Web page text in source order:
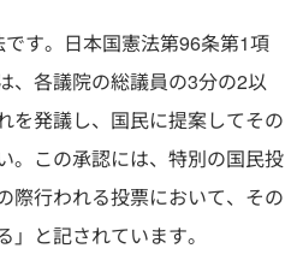
す。日本国憲法第96条第1項
、各議院の総議員の3分の2以
を発議し、国民に提案してその
。この承認には、特別の国民投
際行われる投票において、その
と記されています。